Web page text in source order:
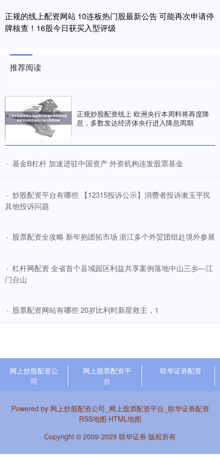
正规的线上配资网站 10连板热门股最新公告 可能再次申请停
牌核查！16股今日获买入型评级
推荐阅读
正规炒股配资线上 欧洲央行本周料将再度降
息，多数发达经济体央行进入降息周期
· ​基金B杠杆 加速进驻中国资产 外资机构连发股票基金
· ​炒股配资平台有哪些 【12315投诉公示】消费者投诉漱玉平民
其他投诉问题
· ​股票配资全攻略 新年抱团拓市场 浙江多个外贸团组赴境外参展
· ​杠杆网配资 全省首个县域园区利益共享案例落地中山三乡—江
门台山
· ​股票配资网站有哪些 20岁比利时新星救主，1
网上炒股配资公
司
网上股票配资平
台
联华证券配资
Powered by 网上炒股配资公司_网上股票配资平台_联华证券配资
RSS地图 HTML地图
Copyright © 2009-2029 联华证券 版权所有